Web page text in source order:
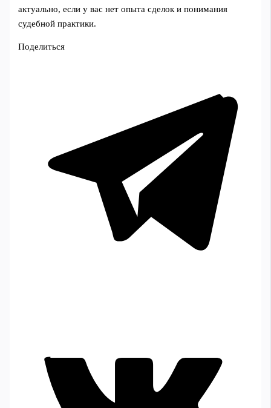
актуально, если у вас нет опыта сделок и понимания
судебной практики.
Поделиться